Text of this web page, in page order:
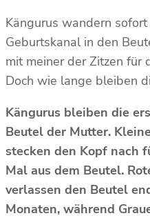
Kängurus wandern
Geburtskanal in den
mit meiner der Zitzen für
Doch wie lange bleiben
Kängurus bleiben die
Beutel der Mutter.
stecken den Kopf nach
Mal aus dem Beutel.
verlassen den Beutel
Monaten, während